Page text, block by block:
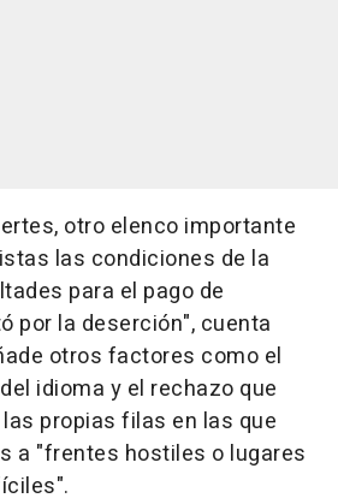
otro elenco importante
las condiciones de la
para el pago de
por la deserción", cuenta
otros factores como el
idioma y el rechazo que
propias filas en las que
a "frentes hostiles o lugares